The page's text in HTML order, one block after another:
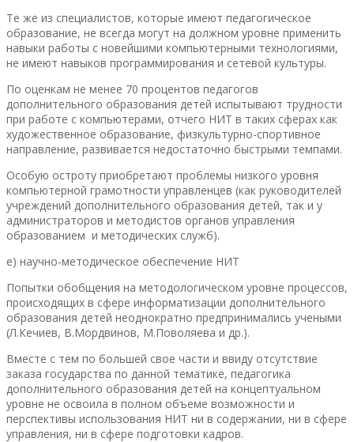
Те же из специалистов, которые имеют педагогическое
образование, не всегда могут на должном уровне применить
навыки работы с новейшими компьютерными технологиями,
не имеют навыков программирования и сетевой культуры.
По оценкам не менее 70 процентов педагогов
дополнительного образования детей испытывают трудности
при работе с компьютерами, отчего НИТ в таких сферах как
художественное образование, физкультурно-спортивное
направление, развивается недостаточно быстрыми темпами.
Особую остроту приобретают проблемы низкого уровня
компьютерной грамотности управленцев (как руководителей
учреждений дополнительного образования детей, так и у
администраторов и методистов органов управления
образованием и методических служб).
е) научно-методическое обеспечение НИТ
Попытки обобщения на методологическом уровне процессов,
происходящих в сфере информатизации дополнительного
образования детей неоднократно предпринимались учеными
(Л.Кечиев, В.Мордвинов, М.Поволяева и др.).
Вместе с тем по большей свое части и ввиду отсутствие
заказа государства по данной тематике, педагогика
дополнительного образования детей на концептуальном
уровне не освоила в полном объеме возможности и
перспективы использования НИТ ни в содержании, ни в сфере
управления, ни в сфере подготовки кадров.